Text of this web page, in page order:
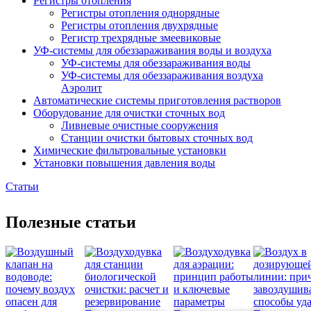
Регистры отопления однорядные
Регистры отопления двухрядные
Регистр трехрядные змеевиковые
УФ-системы для обеззараживания воды и воздуха
УФ-системы для обеззараживания воды
УФ-системы для обеззараживания воздуха
Аэролит
Автоматические системы приготовления растворов
Оборудование для очистки сточных вод
Ливневые очистные сооружения
Станции очистки бытовых сточных вод
Химические фильтровальные установки
Установки повышения давления воды
Статьи
Полезные статьи